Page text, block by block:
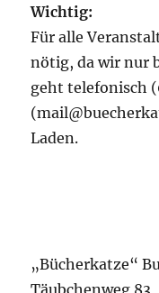
Wichtig:
Für alle
nötig, da wir nur
geht telefonisch
Laden.
„Bücherkatze“
Täubchenweg 83